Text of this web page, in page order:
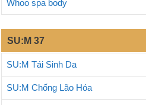
Whoo spa body
SU:M 37
SU:M Tái Sinh Da
SU:M Chống Lão Hóa